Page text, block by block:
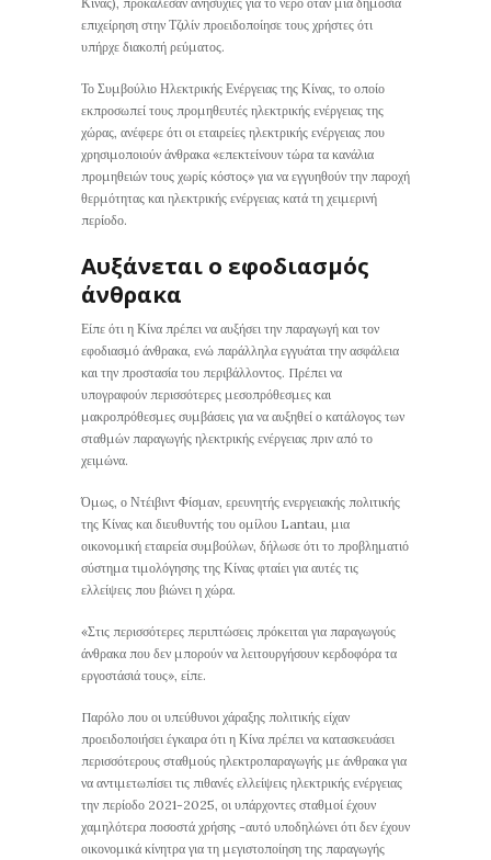
επιχείρηση στην Τζιλίν προειδοποίησε τους χρήστες ότι
υπήρχε διακοπή ρεύματος.
Το Συμβούλιο Ηλεκτρικής Ενέργειας της Κίνας, το οποίο
εκπροσωπεί τους προμηθευτές ηλεκτρικής ενέργειας της
χώρας, ανέφερε ότι οι εταιρείες ηλεκτρικής ενέργειας που
χρησιμοποιούν άνθρακα «επεκτείνουν τώρα τα κανάλια
προμηθειών τους χωρίς κόστος» για να εγγυηθούν την παροχή
θερμότητας και ηλεκτρικής ενέργειας κατά τη χειμερινή
περίοδο.
Αυξάνεται ο εφοδιασμός
άνθρακα
Είπε ότι η Κίνα πρέπει να αυξήσει την παραγωγή και τον
εφοδιασμό άνθρακα, ενώ παράλληλα εγγυάται την ασφάλεια
και την προστασία του περιβάλλοντος. Πρέπει να
υπογραφούν περισσότερες μεσοπρόθεσμες και
μακροπρόθεσμες συμβάσεις για να αυξηθεί ο κατάλογος των
σταθμών παραγωγής ηλεκτρικής ενέργειας πριν από το
χειμώνα.
Όμως, ο Ντέιβιντ Φίσμαν, ερευνητής ενεργειακής πολιτικής
της Κίνας και διευθυντής του ομίλου Lantau, μια
οικονομική εταιρεία συμβούλων, δήλωσε ότι το προβληματιό
σύστημα τιμολόγησης της Κίνας φταίει για αυτές τις
ελλείψεις που βιώνει η χώρα.
«Στις περισσότερες περιπτώσεις πρόκειται για παραγωγούς
άνθρακα που δεν μπορούν να λειτουργήσουν κερδοφόρα τα
εργοστάσιά τους», είπε.
Παρόλο που οι υπεύθυνοι χάραξης πολιτικής είχαν
προειδοποιήσει έγκαιρα ότι η Κίνα πρέπει να κατασκευάσει
περισσότερους σταθμούς ηλεκτροπαραγωγής με άνθρακα για
να αντιμετωπίσει τις πιθανές ελλείψεις ηλεκτρικής ενέργειας
την περίοδο 2021-2025, οι υπάρχοντες σταθμοί έχουν
χαμηλότερα ποσοστά χρήσης -αυτό υποδηλώνει ότι δεν έχουν
οικονομικά κίνητρα για τη μεγιστοποίηση της παραγωγής